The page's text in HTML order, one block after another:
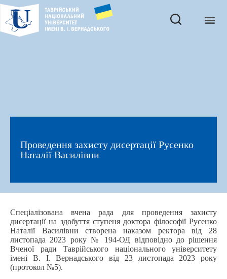
Проведення захисту дисертації Русенко
Наталії Василівни
Спеціалізована вчена рада для проведення захисту
дисертації на здобуття ступеня доктора філософії Русенко
Наталії Василівни створена наказом ректора від 28
листопада 2023 року № 194-ОД відповідно до рішення
Вченої ради Таврійського національного університету
імені В. І. Вернадського від 23 листопада 2023 року
(протокол №5).